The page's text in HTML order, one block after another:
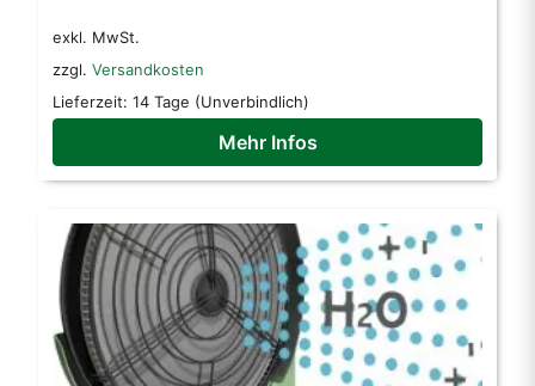
exkl. MwSt.
zzgl. Versandkosten
Lieferzeit: 14 Tage (Unverbindlich)
Mehr Infos